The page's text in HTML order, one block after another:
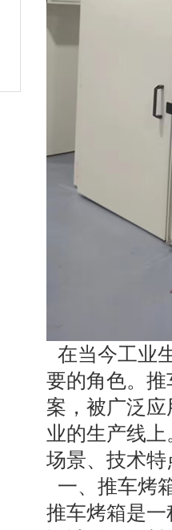
在当今工业
要的角色。
案，被广泛
业的生产线
场景、技术
一、推车烤
推车烤箱是